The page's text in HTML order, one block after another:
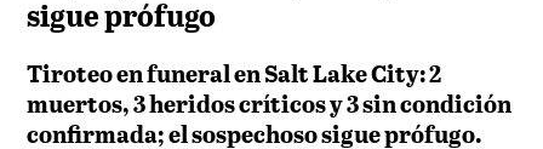
sigue prófugo
Tiroteo en funeral en Salt Lake City: 2
muertos, 3 heridos críticos y 3 sin condición
confirmada; el sospechoso sigue prófugo.